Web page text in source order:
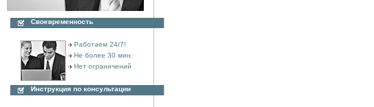
Своевременность
Работаем 24/7!
Не более 30 мин.
Нет ограничений
Инструкция по консультации